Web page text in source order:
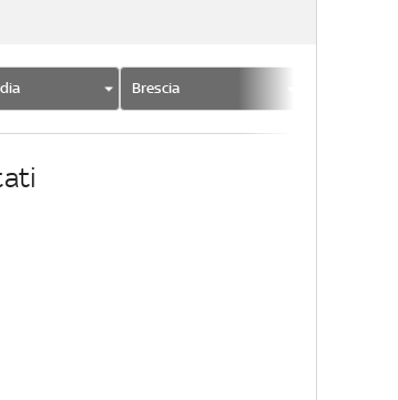
Brescia